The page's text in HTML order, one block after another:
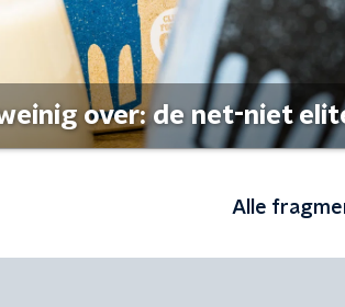
over: de net-niet
Alle